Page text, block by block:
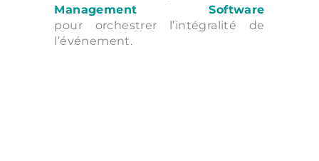
Management Software
pour orchestrer l’intégralité de
l’événement.